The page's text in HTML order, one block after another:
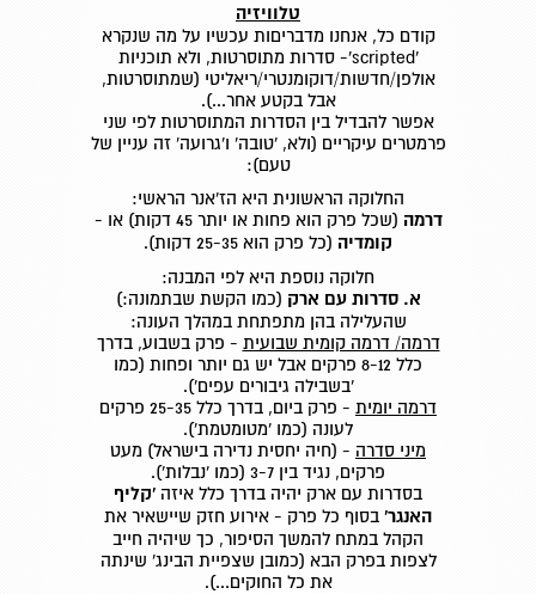
טלוויזיה
קודם כל, אנחנו מדבריםות עכשיו על מה שנקרא
'scripted'- סדרות מתוסרטות, ולא תוכניות
אולפן/חדשות/דוקומנטרי/ריאליטי (שמתוסרטות,
אבל בקטע אחר...).
אפשר להבדיל בין הסדרות המתוסרטות לפי שני
פרמטרים עיקריים (ולא, 'טובה' ו'גרועה' זה עניין של
טעם):
החלוקה הראשונית היא הז'אנר הראשי:
דרמה (שכל פרק הוא פחות או יותר 45 דקות) או -
קומדיה (כל פרק הוא 25-35 דקות).
חלוקה נוספת היא לפי המבנה:
א. סדרות עם ארק (כמו הקשת שבתמונה:)
שהעלילה בהן מתפתחת במהלך העונה:
דרמה/ דרמה קומית שבועית - פרק בשבוע, בדרך
כלל 8-12 פרקים אבל יש גם יותר ופחות (כמו
'בשבילה גיבורים עפים').
דרמה יומית
- פרק ביום, בדרך כלל 25-35 פרקים
לעונה (כמו 'מטומטמת').
מיני סדרה - (חיה יחסית נדירה בישראל) מעט
פרקים, נגיד בין 3-7 (כמו 'נבלות').
בסדרות עם ארק יהיה בדרך כלל איזה 'קליף
האנגר' בסוף כל פרק - אירוע חזק שיישאיר את
הקהל במתח להמשך הסיפור, כך שיהיה חייב
לצפות בפרק הבא (כמובן שצפיית הבינג' שינתה
את כל החוקים...).